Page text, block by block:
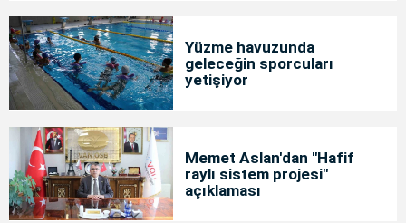
Yüzme havuzunda
geleceğin sporcuları
yetişiyor
Memet Aslan'dan "Hafif
raylı sistem projesi"
açıklaması